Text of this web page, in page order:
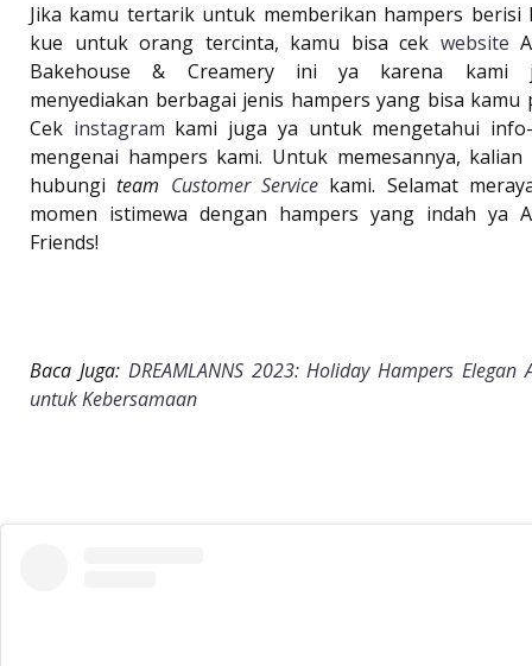
Jika kamu tertarik untuk memberikan hampers berisi
kue untuk orang tercinta, kamu bisa cek website
Bakehouse & Creamery ini ya karena kami
menyediakan berbagai jenis hampers yang bisa kamu
Cek instagram kami juga ya untuk mengetahui
mengenai hampers kami. Untuk memesannya, kalian
hubungiteam Customer Service kami. Selamat
momen istimewa dengan hampers yang indah ya
Friends!
Baca Juga: DREAMLANNS 2023: Holiday Hampers Elegan
untuk Kebersamaan